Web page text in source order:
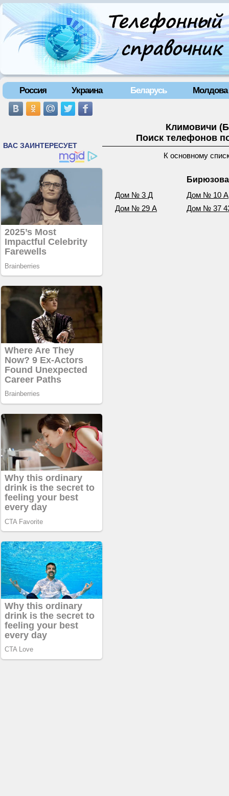
Россия Украина Беларусь Молдова
Климовичи
Поиск телефонов
К основному
Дом № 3 Д
Дом № 10 А
Дом № 29 А
Дом № 37